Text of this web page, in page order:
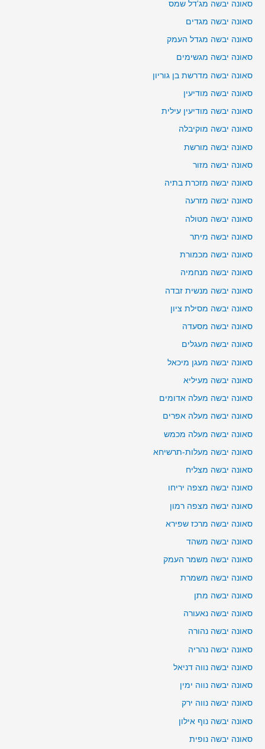
סאונה יבשה מג'דל שמס
סאונה יבשה מגדים
סאונה יבשה מגדל העמק
סאונה יבשה מגשימים
סאונה יבשה מדרשת בן גוריון
סאונה יבשה מודיעין
סאונה יבשה מודיעין עילית
סאונה יבשה מוקיבלה
סאונה יבשה מורשת
סאונה יבשה מזור
סאונה יבשה מזכרת בתיה
סאונה יבשה מזרעה
סאונה יבשה מטולה
סאונה יבשה מיתר
סאונה יבשה מכמורת
סאונה יבשה מנחמיה
סאונה יבשה מנשית זבדה
סאונה יבשה מסילת ציון
סאונה יבשה מסעדה
סאונה יבשה מעגלים
סאונה יבשה מעגן מיכאל
סאונה יבשה מעיליא
סאונה יבשה מעלה אדומים
סאונה יבשה מעלה אפרים
סאונה יבשה מעלה מכמש
סאונה יבשה מעלות-תרשיחא
סאונה יבשה מצליח
סאונה יבשה מצפה יריחו
סאונה יבשה מצפה רמון
סאונה יבשה מרכז שפירא
סאונה יבשה משהד
סאונה יבשה משמר העמק
סאונה יבשה משמרת
סאונה יבשה מתן
סאונה יבשה נאעורה
סאונה יבשה נהורה
סאונה יבשה נהריה
סאונה יבשה נווה דניאל
סאונה יבשה נווה ימין
סאונה יבשה נווה ירק
סאונה יבשה נוף אילון
סאונה יבשה נופית